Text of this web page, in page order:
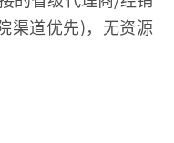
渠道优先)，无资源